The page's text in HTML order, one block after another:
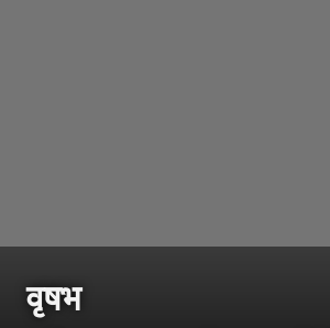
वृषभ